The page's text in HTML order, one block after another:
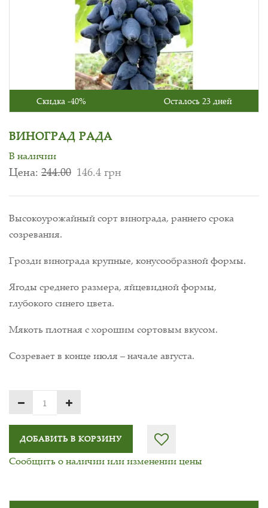
Скидка -40% Осталось 23 дней
ВИНОГРАД РАДА
В наличии
Цена: 244.00 146.4 грн
Высокоурожайный сорт винограда, раннего срока
созревания.
Грозди винограда крупные, конусообразной формы.
Ягоды среднего размера, яйцевидной формы,
глубокого синего цвета.
Мякоть плотная с хорошим сортовым вкусом.
Созревает в конце июля – начале августа.
ДОБАВИТЬ В КОРЗИНУ
Сообщить о наличии или изменении цены